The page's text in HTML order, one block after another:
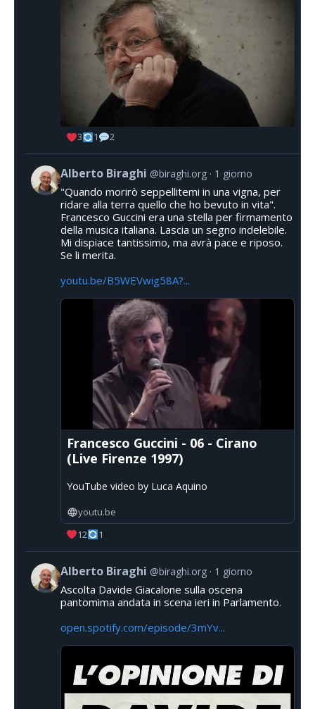
3 1 2
Alberto Biraghi @biraghi.org 1 giorno
"Quando morirò seppellitemi in una vigna, per
ridare alla terra quello che ho bevuto in vita".
Francesco Guccini era una stella per firmamento
della musica italiana. Lascia un segno indelebile.
Mi dispiace tantissimo, ma avrà pace e riposo.
Se li merita.
youtu.be/B5WEVwig58A?...
Francesco Guccini - 06 - Cirano
(Live Firenze 1997)
YouTube video by Luca Aquino
youtu.be
12
1
Alberto Biraghi @biraghi.org 1 giorno
Ascolta Davide Giacalone sulla oscena
pantomima andata in scena ieri in Parlamento.
open.spotify.com/episode/3mYv...